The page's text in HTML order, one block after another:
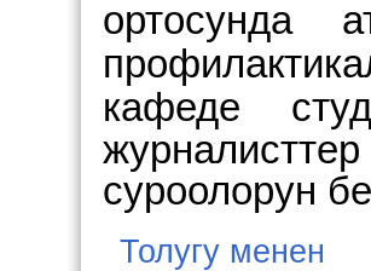
ортосунда
кафеде
суроолорун
Толугу менен